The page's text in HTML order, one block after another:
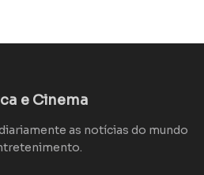
e Cinema
as notícias do mundo